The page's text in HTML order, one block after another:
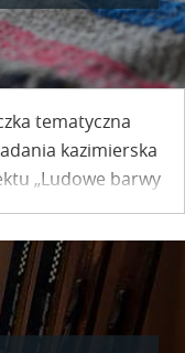
tematyczna
kazimierska
„Ludowe barwy